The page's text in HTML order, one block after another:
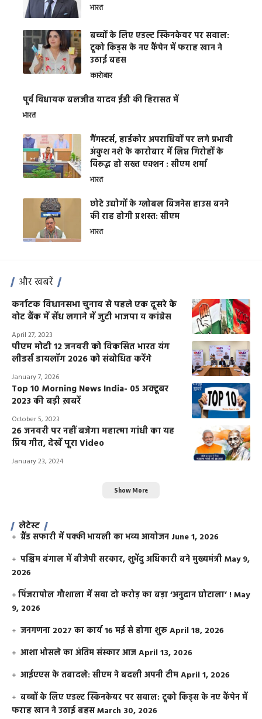
भारत
बच्चों के लिए एडल्ट स्किनकेयर पर सवाल:
टूको किड्स के नए कैंपेन में फराह खान ने
उठाई बहस
कारोबार
पूर्व विधायक बलजीत यादव ईडी की हिरासत में
भारत
गैंगस्टर्स, हार्डकोर अपराधियों पर लगे प्रभावी
अंकुश नशे के कारोबार में लिप्त गिरोहों के
विरूद्ध हो सख्त एक्शन : सीएम शर्मा
भारत
छोटे उद्योगों के ग्लोबल बिजनेस हाउस बनने
की राह होगी प्रशस्त: सीएम
भारत
और खबरें
कर्नाटक विधानसभा चुनाव से पहले एक दूसरे के
वोट बैंक में सेंध लगाने में जुटी भाजपा व कांग्रेस
April 27, 2023
पीएम मोदी 12 जनवरी को विकसित भारत यंग
लीडर्स डायलॉग 2026 को संबोधित करेंगे
January 7, 2026
Top 10 Morning News India- 05 अक्टूबर
2023 की बड़ी ख़बरें
October 5, 2023
26 जनवरी पर नहीं बजेगा महात्मा गांधी का यह
प्रिय गीत, देखें पूरा Video
January 23, 2024
Show More
लेटेस्ट
ग्रैंड सफारी में पक्की भायली का भव्य आयोजन June 1, 2026
पश्चिम बंगाल में बीजेपी सरकार, शुभेंदु अधिकारी बने मुख्यमंत्रीMay 9,
2026
​पिंजरापोल गौशाला में सवा दो करोड़ का बड़ा ‘अनुदान घोटाला’ !May
9, 2026
जनगणना 2027 का कार्य 16 मई से होगा शुरूApril 18, 2026
आशा भोसले का अंतिम संस्कार आजApril 13, 2026
आईएएस के तबादले: सीएम ने बदली अपनी टीमApril 1, 2026
बच्चों के लिए एडल्ट स्किनकेयर पर सवाल: टूको किड्स के नए कैंपेन में
फराह खान ने उठाई बहसMarch 30, 2026